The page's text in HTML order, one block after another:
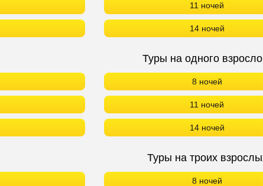
11 ночей
14 ночей
Туры на одного
8 ночей
11 ночей
14 ночей
Туры на троих
8 ночей